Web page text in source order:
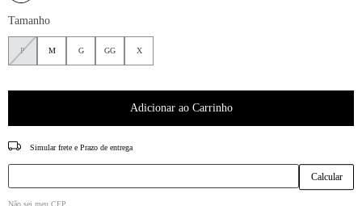
Tamanho
P M G GG X
Provador virtual Guia de tamanhos
CEP